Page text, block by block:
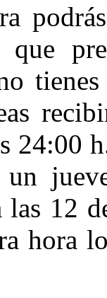
que
24:00
12
hora